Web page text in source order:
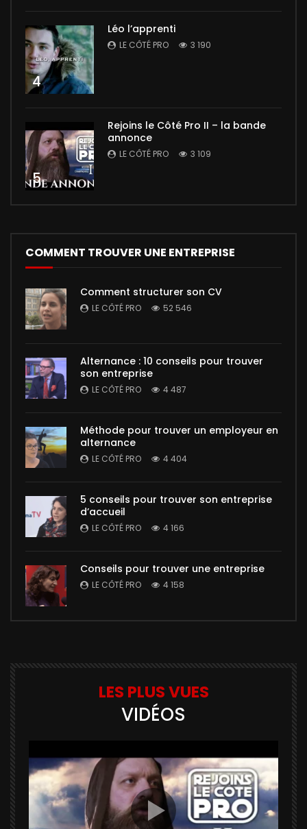
4
Léo l’apprenti
LE CÔTÉ PRO 3 190
5
Rejoins le Côté Pro II – la bande
annonce
LE CÔTÉ PRO 3 109
COMMENT TROUVER UNE ENTREPRISE
Comment structurer son CV
LE CÔTÉ PRO 52 546
Alternance : 10 conseils pour trouver
son entreprise
LE CÔTÉ PRO 4 487
Méthode pour trouver un employeur en
alternance
LE CÔTÉ PRO 4 404
5 conseils pour trouver son entreprise
d’accueil
LE CÔTÉ PRO 4 166
Conseils pour trouver une entreprise
LE CÔTÉ PRO 4 158
LES PLUS VUES
VIDÉOS